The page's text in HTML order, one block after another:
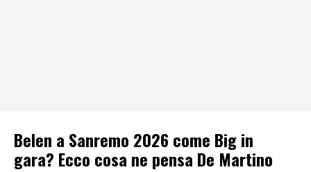
Belen a Sanremo 2026 come Big in
gara? Ecco cosa ne pensa De Martino